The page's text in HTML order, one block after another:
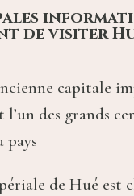
de visiter
capitale
des grands
pays
de Hué est